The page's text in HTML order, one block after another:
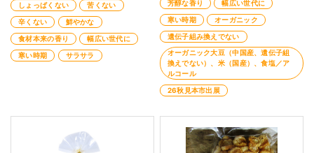
しょっぱくない
苦くない
辛くない
鮮やかな
食材本来の香り
幅広い世代に
寒い時期
サラサラ
芳醇な香り
幅広い世代に
寒い時期
オーガニック
遺伝子組み換えでない
オーガニック大豆（中国産、遺伝子組
換えでない）、米（国産）、食塩／ア
ルコール
26秋見本市出展